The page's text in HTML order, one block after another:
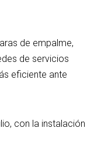
de empalme,
de servicios
eficiente ante
con la instalación